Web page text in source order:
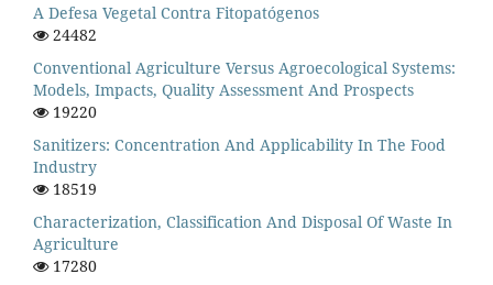
A Defesa Vegetal Contra Fitopatógenos
24482
Conventional Agriculture Versus Agroecological Systems:
Models, Impacts, Quality Assessment And Prospects
19220
Sanitizers: Concentration And Applicability In The Food
Industry
18519
Characterization, Classification And Disposal Of Waste In
Agriculture
17280